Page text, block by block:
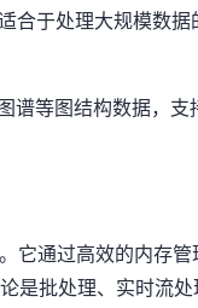
于处理大规模数据
谱等图结构数据，支
它通过高效的内存管
是批处理、实时流